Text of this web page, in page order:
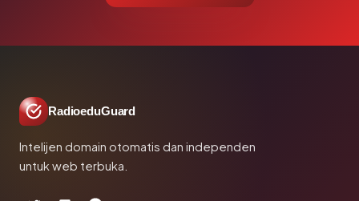
RadioeduGuard
Intelijen domain otomatis dan independen
untuk web terbuka.